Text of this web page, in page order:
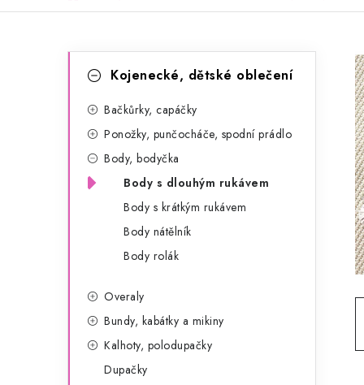
kategorieKojenecké, dětské oblečení
Bačkůrky, capáčky
Ponožky, punčocháče, spodní prádlo
Body, bodyčka
Body s dlouhým rukávem
Body s krátkým rukávem
Body nátělník
Body rolák
Overaly
Bundy, kabátky a mikiny
Kalhoty, polodupačky
Dupačky